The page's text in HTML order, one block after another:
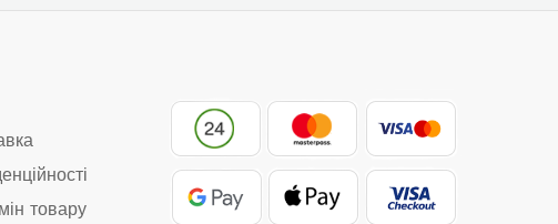
товару